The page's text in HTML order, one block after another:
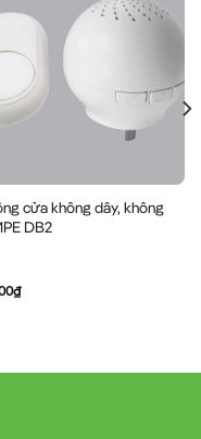
cửa không dây, không
DB2
₫